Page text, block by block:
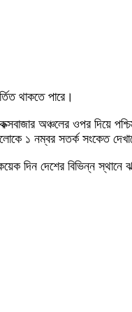
থাকতে পারে।
অঞ্চলের ওপর দিয়ে
১ নম্বর সতর্ক সংকেত
দিন দেশের বিভিন্ন স্থানে